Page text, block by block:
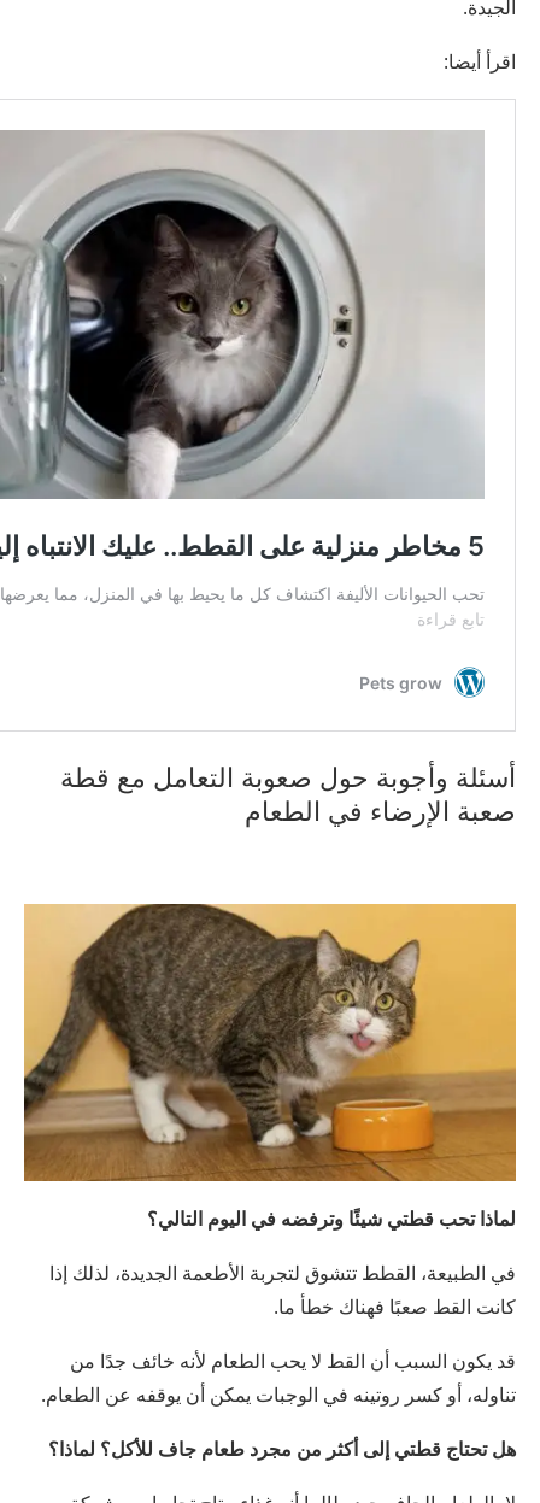
الجيدة.
اقرأ أيضا:
أسئلة وأجوبة حول صعوبة التعامل مع قطة
صعبة الإرضاء في الطعام
لماذا تحب قطتي شيئًا وترفضه في اليوم التالي؟
في الطبيعة، القطط تتشوق لتجربة الأطعمة الجديدة، لذلك إذا
كانت القط صعبًا فهناك خطأ ما.
قد يكون السبب أن القط لا يحب الطعام لأنه خائف جدًا من
تناوله، أو كسر روتينه في الوجبات يمكن أن يوقفه عن الطعام.
هل تحتاج قطتي إلى أكثر من مجرد طعام جاف للأكل؟ لماذا؟